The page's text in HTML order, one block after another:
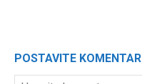
POSTAVITE KOMENTAR